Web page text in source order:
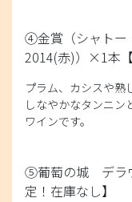
④金賞（シャトー
2014(赤)）×1本
プラム、カシスや熟
しなやかなタンニン
ワインです。
⑤葡萄の城 デラ
定！在庫なし】